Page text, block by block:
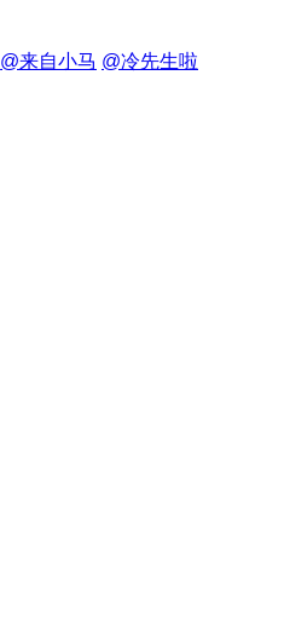
@来自小马 @冷先生啦